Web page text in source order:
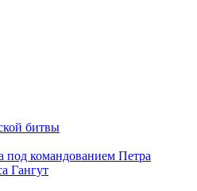
битвы
под командованием Петра
Гангут